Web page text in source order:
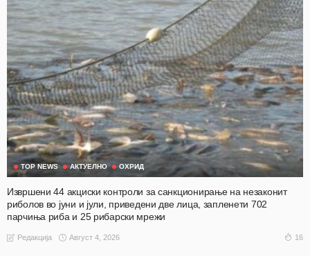
TOP NEWS АКТУЕЛНО ОХРИД
Извршени 44 акциски контроли за санкционирање на незаконит
риболов во јуни и јули, приведени две лица, запленети 702
парчиња риба и 25 рибарски мрежи
Редакција Август 4, 2026 16